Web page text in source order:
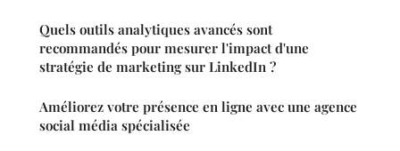
Quels outils analytiques avancés sont
recommandés pour mesurer l'impact d'une
stratégie de marketing sur LinkedIn ?
Améliorez votre présence en ligne avec une agence
social média spécialisée